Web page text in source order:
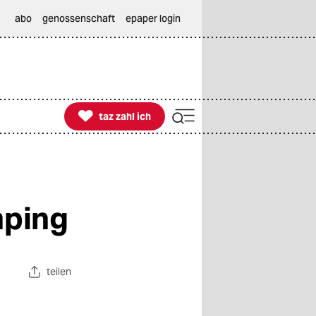
abo genossenschaft epaper login

taz zahl ich
taz zahl ich
teilen